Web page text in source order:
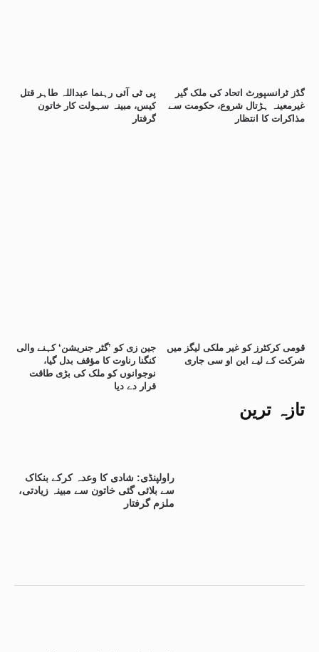
تازہ ترین
راولپنڈی: شادی کا وعدہ کرکے بنکاک
سے بلائی گئی خاتون سے مبینہ زیادتی،
ملزم گرفتار
پی ٹی آئی رہنما عبداللہ طاہر قتل
کیس، مبینہ سہولت کار خاتون
گرفتار
گڈز ٹرانسپورٹ اتحاد کی ملک گیر
غیرمعینہ ہڑتال شروع، حکومت سے
مذاکرات کا انتظار
جین زی کو ’گٹر جنریشن‘ کہنے والی
کنگنا رناوت کا مؤقف بدل گیا،
نوجوانوں کو ملک کی بڑی طاقت
قرار دے دیا
قومی کرکٹرز کو غیر ملکی لیگز میں
شرکت کے لیے این او سی جاری